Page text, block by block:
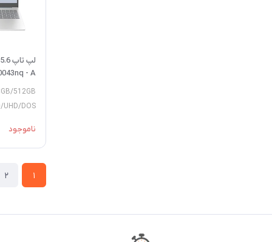
- A
512GB
UHD/DOS
ناموجود
1
2